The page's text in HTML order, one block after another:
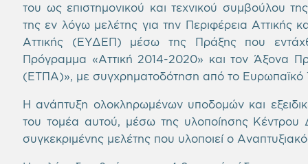
του ως επιστημονικού και τεχνικού συμβούλου
της εν λόγω μελέτης για την Περιφέρεια Αττικής
Αττικής (ΕΥΔΕΠ) μέσω της Πράξης που
Πρόγραμμα «Αττική 2014-2020» και τον Άξονα
(ΕΤΠΑ)», με συγχρηματοδότηση από το Ευρωπαϊκό
Η ανάπτυξη ολοκληρωμένων υποδομών και
του τομέα αυτού, μέσω της υλοποίησης Κέντρου
συγκεκριμένης μελέτης που υλοποιεί ο